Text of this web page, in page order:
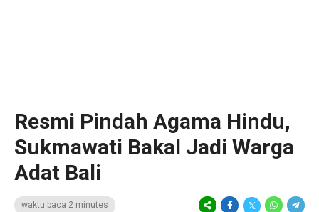
Resmi Pindah Agama Hindu,
Sukmawati Bakal Jadi Warga
Adat Bali
waktu baca 2 minutes